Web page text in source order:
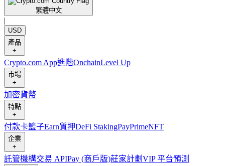
繁體中文
|
USD
產品
+
Crypto.com App進階OnchainLevel Up
市場
+
加密貨幣
特點
+
付款卡籃子Earn質押DeFi StakingPayPrimeNFT
企業
+
託管機構交易 APIPay (商戶版)莊家計劃 VIP 平台預測